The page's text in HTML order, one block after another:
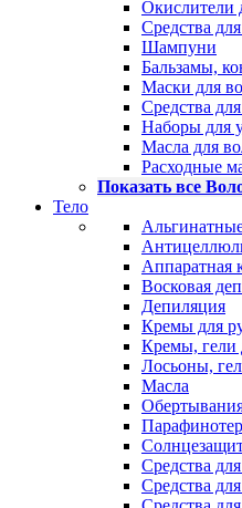
Окислители
Средства
Шампуни
Бальзамы,
Маски для
Средства
Наборы для
Масла для
Расходные
Показать все
Тело
Аппаратная
Восковая
Депиляция
Кремы для
Кремы, гели
Лосьоны,
Масла
Средства
Средства